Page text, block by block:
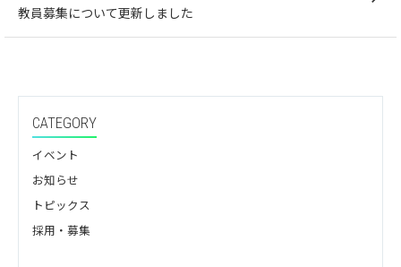
教員募集について更新しました
CATEGORY
イベント
お知らせ
トピックス
採用・募集